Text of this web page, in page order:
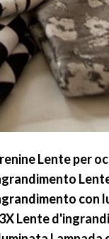
Lente per
con
Lente